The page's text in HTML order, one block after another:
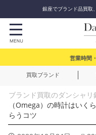
銀座でブランド品買取
営業時間
買取ブランド
ブランド買取のダンシャリ
（Omega）の時計はいく
らうコツ